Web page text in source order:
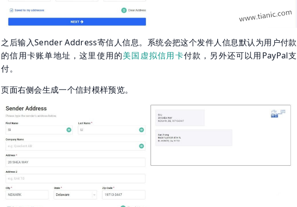
之后输入Sender Address寄信人信息。系统会把这个发件人信息默认为用户付款
的信用卡账单地址，这里使用的美国虚拟信用卡付款，另外还可以用PayPal支
付。
页面右侧会生成一个信封模样预览。